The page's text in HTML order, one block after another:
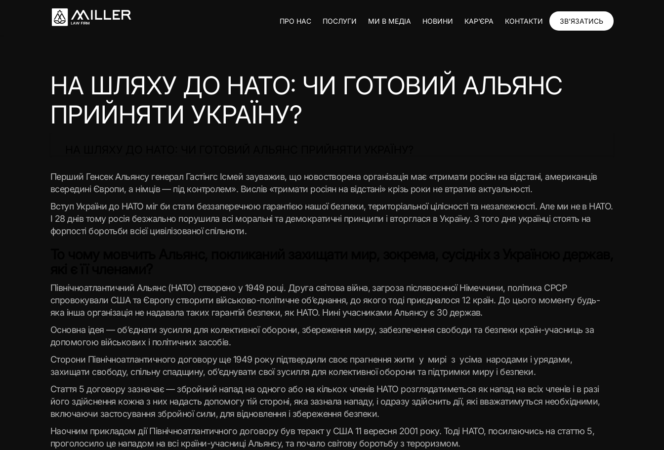
ПРО НАС ПОСЛУГИ МИ В МЕДІА НОВИНИ КАР’ЄРА КОНТАКТИ ЗВ’ЯЗАТИСЬ
НА ШЛЯХУ ДО НАТО: ЧИ ГОТОВИЙ АЛЬЯНС
ПРИЙНЯТИ УКРАЇНУ?
Перший Генсек Альянсу генерал Гастінгс Ісмей зауважив, що новостворена організація має «тримати росіян на відстані, американців
всередині Європи, а німців — під контролем». Вислів «тримати росіян на відстані» крізь роки не втратив актуальності.
Вступ України до НАТО міг би стати беззаперечною гарантією нашої безпеки, територіальної цілісності та незалежності. Але ми не в НАТО.
І 28 днів тому росія безжально порушила всі моральні та демократичні принципи і вторглася в Україну. З того дня українці стоять на
форпості боротьби всієї цивілізованої спільноти.
Північноатлантичний Альянс (НАТО) створено у 1949 році. Друга світова війна, загроза післявоєнної Німеччини, політика СРСР
спровокували США та Європу створити військово-політичне об’єднання, до якого тоді приєдналося 12 країн. До цього моменту будь-
яка інша організація не надавала таких гарантій безпеки, як НАТО. Нині учасниками Альянсу є 30 держав.
Основна ідея — об’єднати зусилля для колективної оборони, збереження миру, забезпечення свободи та безпеки країн-учасниць за
допомогою військових і політичних засобів.
Сторони Північноатлантичного договору ще 1949 року підтвердили своє прагнення жити у мирі з усіма народами і урядами,
захищати свободу, спільну спадщину, об’єднувати свої зусилля для колективної оборони та підтримки миру і безпеки.
Стаття 5 договору зазначає — збройний напад на одного або на кількох членів НАТО розглядатиметься як напад на всіх членів і в разі
його здійснення кожна з них надасть допомогу тій стороні, яка зазнала нападу, і одразу здійснить дії, які вважатимуться необхідними,
включаючи застосування збройної сили, для відновлення і збереження безпеки.
Наочним прикладом дії Північноатлантичного договору був теракт у США 11 вересня 2001 року. Тоді НАТО, посилаючись на статтю 5,
проголосило це нападом на всі країни-учасниці Альянсу, та почало світову боротьбу з тероризмом.